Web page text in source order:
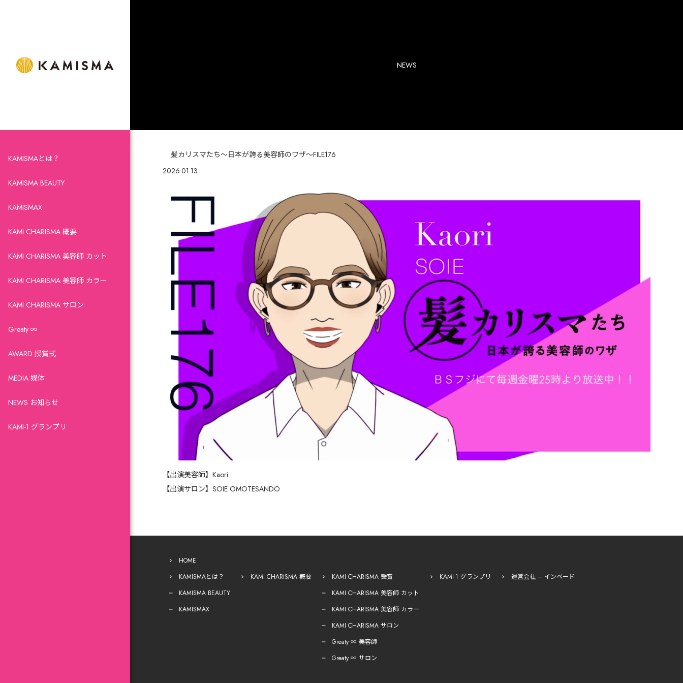
KAMISMAとは？
KAMISMA BEAUTY
KAMISMAX
KAMI CHARISMA 概要
KAMI CHARISMA 美容師 カット
KAMI CHARISMA 美容師 カラー
KAMI CHARISMA サロン
Greaty ∞
AWARD 授賞式
MEDIA 媒体
NEWS お知らせ
KAMI-1 グランプリ
NEWS
髪カリスマたち～日本が誇る美容師のワザ～FILE176
2026.01.13
【出演美容師】Kaori
【出演サロン】SOIE OMOTESANDO
HOME
KAMISMAとは？
KAMISMA BEAUTY
KAMISMAX
KAMI CHARISMA 概要
KAMI CHARISMA 受賞
KAMI CHARISMA 美容師 カット
KAMI CHARISMA 美容師 カラー
KAMI CHARISMA サロン
Greaty ∞ 美容師
Greaty ∞ サロン
KAMI-1 グランプリ 運営会社 – インベード